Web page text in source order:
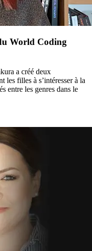
World Coding
a créé deux
les filles à s’intéresser à la
entre les genres dans le